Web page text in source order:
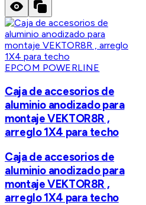
EPCOM POWERLINE
Caja de accesorios de
aluminio anodizado para
montaje VEKTOR8R ,
arreglo 1X4 para techo
Caja de accesorios de
aluminio anodizado para
montaje VEKTOR8R ,
arreglo 1X4 para techo